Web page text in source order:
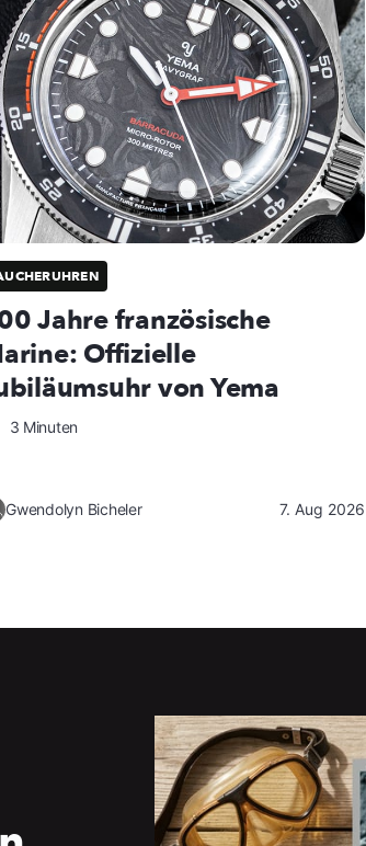
Jahre französische
Offizielle
von Yema
3 Minuten
Gwendolyn Bicheler 7. Aug 2026